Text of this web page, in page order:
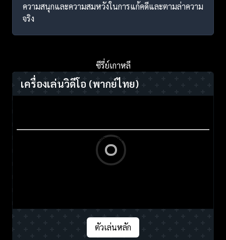
ความสนุกและความสมหวังในการแก้คดีและตามล่าความ
จริง
ซีรี่ย์เกาหลี
เครื่องเล่นวิดีโอ (พากย์ไทย)
ตัวเล่นหลัก